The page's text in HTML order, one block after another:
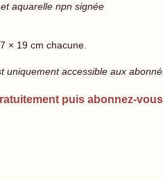
aquarelle npn signée
× 19 cm chacune.
uniquement accessible aux
puis abonnez-